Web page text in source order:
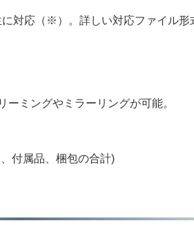
対応（※）。詳しい対応ファイル形
ーミングやミラーリングが可能。
付属品、梱包の合計)